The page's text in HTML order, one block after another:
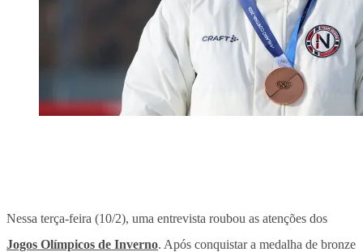
Nessa terça-feira (10/2), uma entrevista roubou as atenções dos
Jogos Olímpicos de Inverno. Após conquistar a medalha de bronze